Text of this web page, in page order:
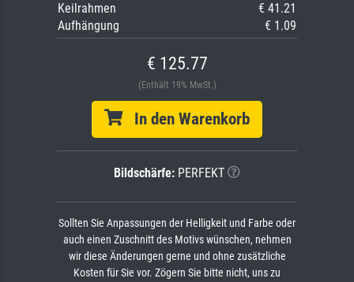
Keilrahmen
€ 41.21
Aufhängung
€ 1.09
€ 125.77
(Enthält 19% MwSt.)
In den Warenkorb
Bildschärfe: PERFEKT
Sollten Sie Anpassungen der Helligkeit und Farbe oder
auch einen Zuschnitt des Motivs wünschen, nehmen
wir diese Änderungen gerne und ohne zusätzliche
Kosten für Sie vor. Zögern Sie bitte nicht, uns zu